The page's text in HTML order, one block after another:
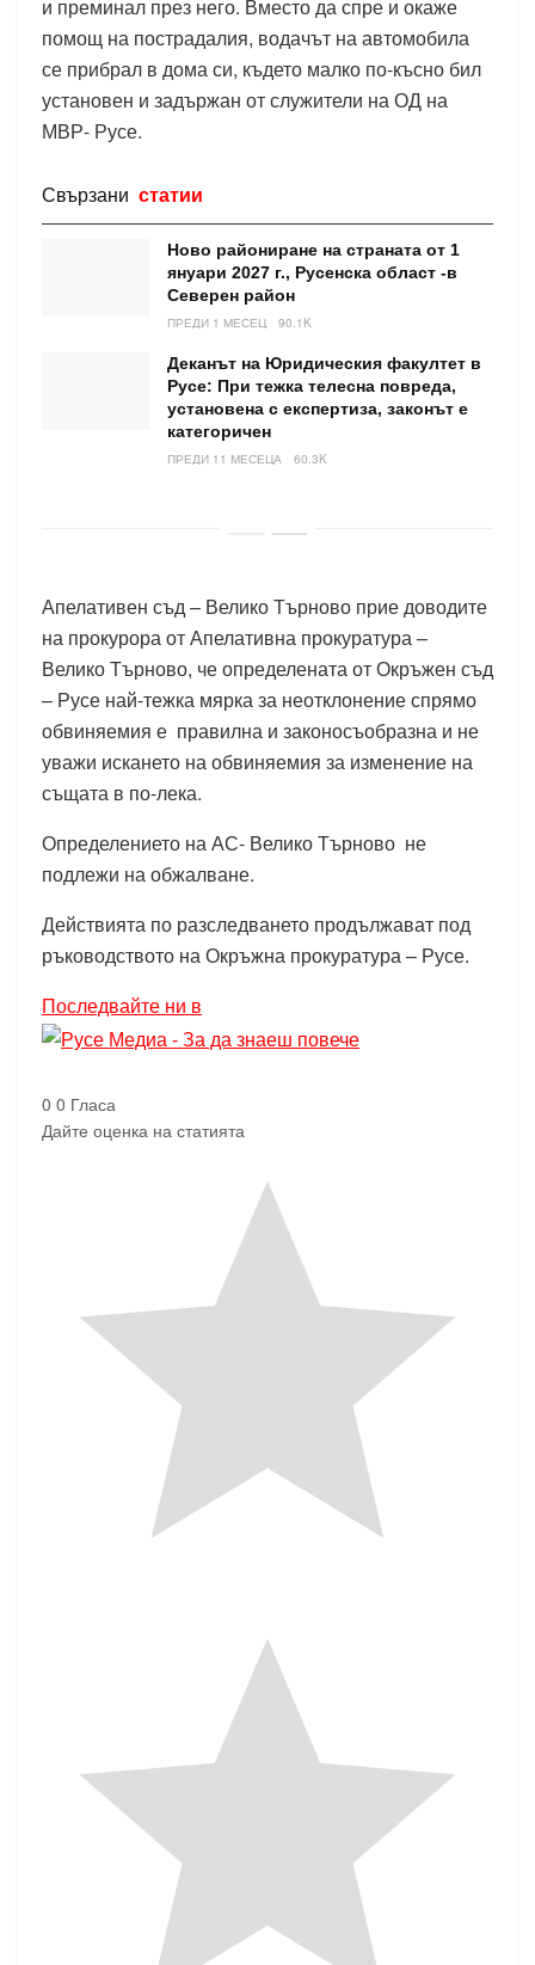
и преминал през него. Вместо да спре и окаже
помощ на пострадалия, водачът на автомобила
се прибрал в дома си, където малко по-късно бил
установен и задържан от служители на ОД на
МВР- Русе.
Свързани статии
Ново райониране на страната от 1
януари 2027 г., Русенска област -в
Северен район
ПРЕДИ 1 МЕСЕЦ 90.1K
Деканът на Юридическия факултет в
Русе: При тежка телесна повреда,
установена с експертиза, законът е
категоричен
ПРЕДИ 11 МЕСЕЦА 60.3K
Апелативен съд – Велико Търново прие доводите
на прокурора от Апелативна прокуратура –
Велико Търново, че определената от Окръжен съд
– Русе най-тежка мярка за неотклонение спрямо
обвиняемия е правилна и законосъобразна и не
уважи искането на обвиняемия за изменение на
същата в по-лека.
Определението на АС- Велико Търново не
подлежи на обжалване.
Действията по разследването продължават под
ръководството на Окръжна прокуратура – Русе.
Последвайте ни в
0 0 Гласа
Дайте оценка на статията